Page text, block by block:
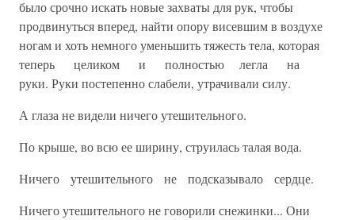
было срочно искать новые захваты для рук, чтобы
продвинуться вперед, найти опору висевшим в воздухе
ногам и хоть немного уменьшить тяжесть тела, которая
теперь целиком и полностью легла на
руки. Руки постепенно слабели, утрачивали силу.
А глаза не видели ничего утешительного.
По крыше, во всю ее ширину, струилась талая вода.
Ничего утешительного не подсказывало сердце.
Ничего утешительного не говорили снежинки... Они